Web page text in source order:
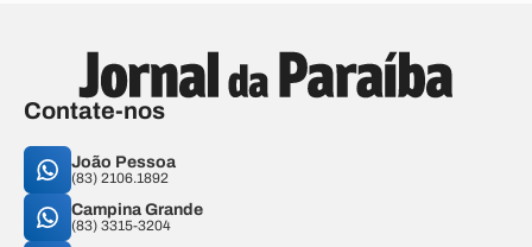
Contate-nos
João Pessoa
(83) 2106.1892
Campina Grande
(83) 3315-3204